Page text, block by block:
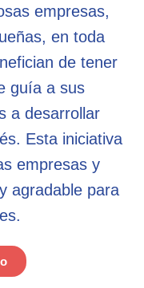
empresas,
en toda
de tener
guía a sus
a desarrollar
Esta iniciativa
empresas y
agradable para